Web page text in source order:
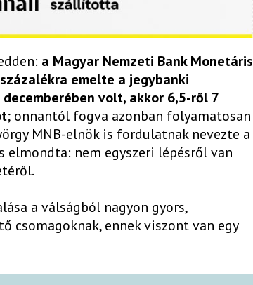
a Magyar Nemzeti Bank Monetáris
emelte a jegybanki
volt, akkor 6,5-ről 7
; onnantól fogva azonban folyamatosan
MNB-elnök is fordulatnak nevezte a
nem egyszeri lépésről van
a válságból nagyon gyors,
csomagoknak, ennek viszont van egy